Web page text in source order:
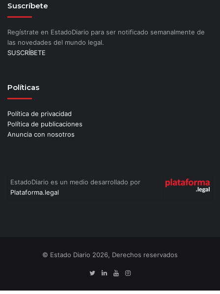
Suscríbete
Regístrate en EstadoDiario para ser notificado semanalmente de
las novedades del mundo legal.
SUSCRÍBETE
Políticas
Política de privacidad
Política de publicaciones
Anuncia con nosotros
EstadoDiario es un medio desarrollado por
Plataforma.legal
© Estado Diario 2026, Derechos reservados